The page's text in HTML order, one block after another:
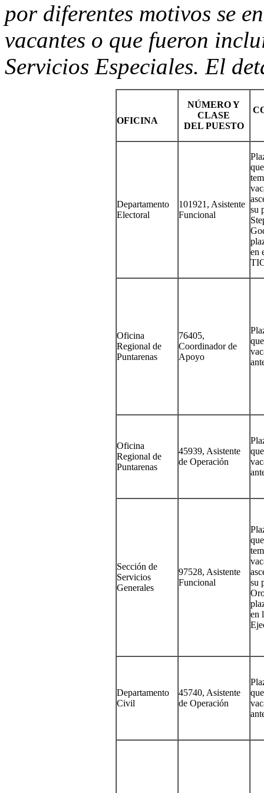
por diferentes motivos se
vacantes o que fueron
Servicios Especiales. El
OFICINA
NÚMERO Y
CLASE
DEL PUESTO
Departamento
Electoral
101921, Asistente
Funcional
su
en
Oficina
Regional de
Puntarenas
76405,
Coordinador de
Apoyo
Oficina
Regional de
Puntarenas
45939, Asistente
de Operación
Sección de
Servicios
Generales
97528, Asistente
Funcional
su
en
Departamento
Civil
45740, Asistente
de Operación